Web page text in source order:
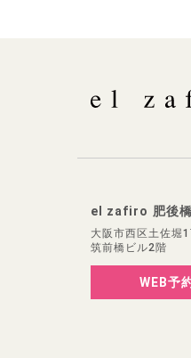
el zafiro 肥後橋
大阪市西区土佐堀
筑前橋ビル2階
WEB予